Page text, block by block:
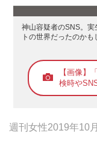
神山容疑者のSNS。
トの世界だったのかも
【画像】
検時や
週刊女性2019年10